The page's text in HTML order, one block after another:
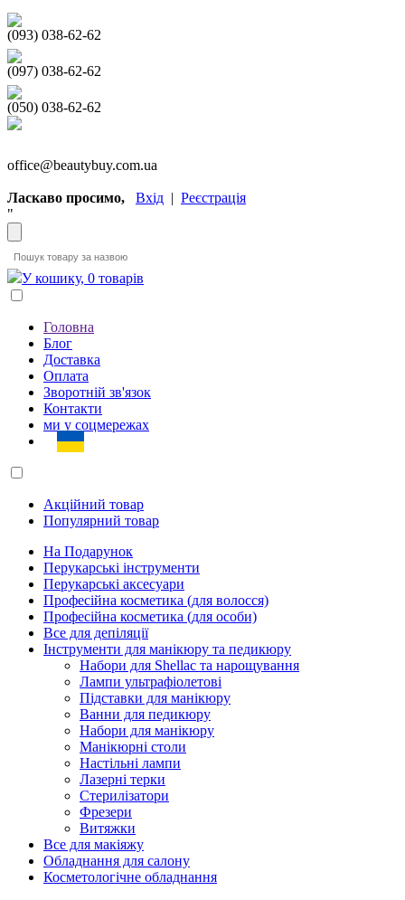
(093) 038-62-62
(097) 038-62-62
(050) 038-62-62
office@beautybuy.com.ua
Ласкаво просимо, Вхід | Реєстрація
"
У кошику, 0 товарів
Головна
Блог
Доставка
Оплата
Зворотній зв'язок
Контакти
ми у соцмережах
Акційний товар
Популярний товар
На Подарунок
Перукарські інструменти
Перукарські аксесуари
Професійна косметика (для волосся)
Професійна косметика (для особи)
Все для депіляції
Інструменти для манікюру та педикюру
Набори для Shellac та нарощування
Лампи ультрафіолетові
Підставки для манікюру
Ванни для педикюру
Набори для манікюру
Манікюрні столи
Настільні лампи
Лазерні терки
Стерилізатори
Фрезери
Витяжки
Все для макіяжу
Обладнання для салону
Косметологічне обладнання